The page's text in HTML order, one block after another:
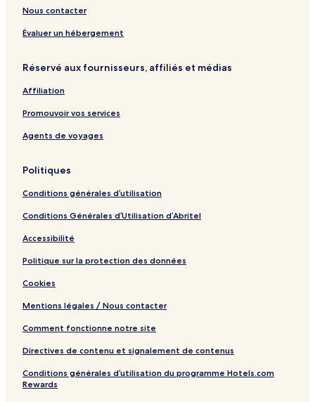
o
t
a
t
o
r
i
n
y
s
Nous contacter
Évaluer un hébergement
Réservé aux fournisseurs, affiliés et médias
Affiliation
Promouvoir vos services
Agents de voyages
Politiques
Conditions générales d’utilisation
Conditions Générales d’Utilisation d’Abritel
Accessibilité
Politique sur la protection des données
Cookies
Mentions légales / Nous contacter
Comment fonctionne notre site
Directives de contenu et signalement de contenus
Conditions générales d’utilisation du programme Hotels.com
Rewards